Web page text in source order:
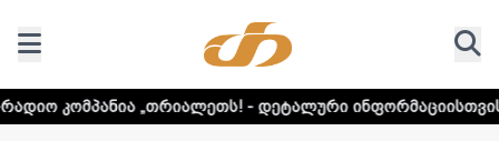
- დეტალური ინფორმაციისთვის დააკლიკეთ